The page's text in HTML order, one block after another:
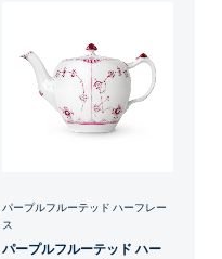
パープルフルーテッド ハーフレー
ス
パープルフルーテッド ハー